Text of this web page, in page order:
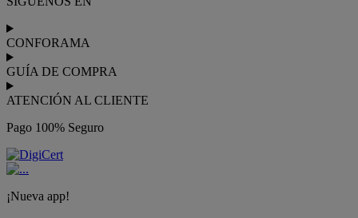
CONFORAMA
GUÍA DE COMPRA
ATENCIÓN AL CLIENTE
Pago 100% Seguro
¡Nueva app!